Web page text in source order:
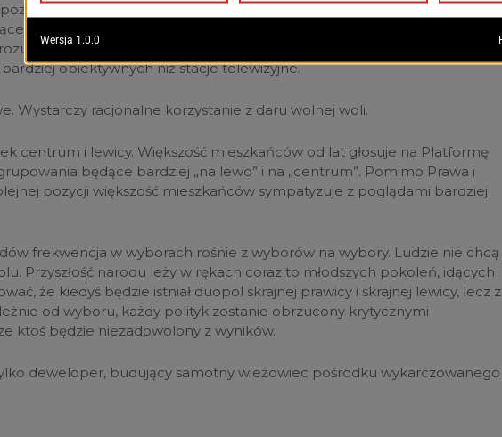
na destrukcję narodu od środka poprzez erystykę, propagandę,
lęk. Możemy jednak spowolnić autodestrukcję. Wystarczy szukać i
moralność drugiej strony. Nie jest to łatwe, bo wymaga szukania
obiektywnych niż stacje telewizyjne.
Wystarczy racjonalne korzystanie z daru wolnej woli.
centrum i lewicy. Większość mieszkańców od lat głosuje na Platformę
będące bardziej „na lewo” i na „centrum”. Pomimo Prawa i
pozycji większość mieszkańców sympatyzuje z poglądami bardziej
frekwencja w wyborach rośnie z wyborów na wybory. Ludzie nie chcą
Przyszłość narodu leży w rękach coraz to młodszych pokoleń, idących
że kiedyś będzie istniał duopol skrajnej prawicy i skrajnej lewicy, lecz z
od wyboru, każdy polityk zostanie obrzucony krytycznymi
ktoś będzie niezadowolony z wyników.
deweloper, budujący samotny wieżowiec pośrodku wykarczowanego